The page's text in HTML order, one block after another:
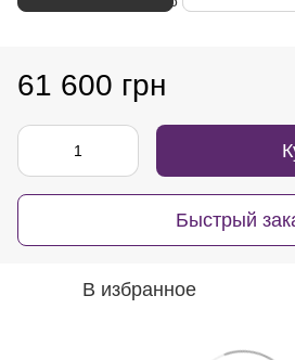
61 600 грн
Быстрый
В избранное